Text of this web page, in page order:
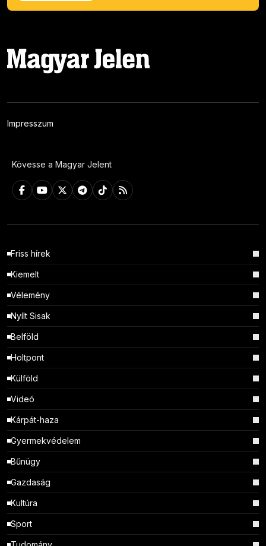
Impresszum
Kövesse a Magyar Jelent
Friss hírek
Kiemelt
Vélemény
Nyílt Sisak
Belföld
Holtpont
Külföld
Videó
Kárpát-haza
Gyermekvédelem
Bűnügy
Gazdaság
Kultúra
Sport